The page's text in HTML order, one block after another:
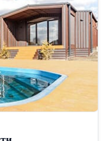
Дает волю
придумывая
любят творить
сейчас и начинайте творить